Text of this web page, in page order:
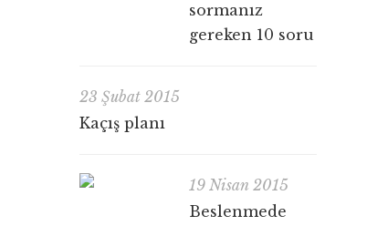
sormanız
gereken 10 soru
23 Şubat 2015
Kaçış planı
19 Nisan 2015
Beslenmede